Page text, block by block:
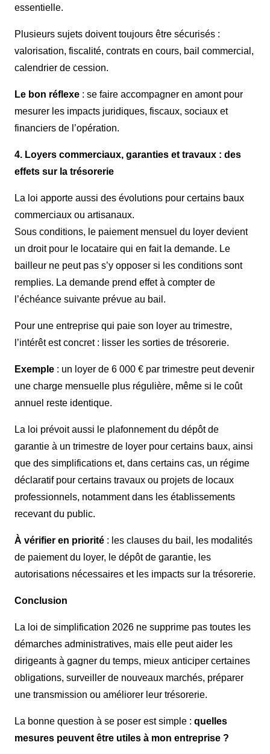
essentielle.
Plusieurs sujets doivent toujours être sécurisés :
valorisation, fiscalité, contrats en cours, bail commercial,
calendrier de cession.
Le bon réflexe : se faire accompagner en amont pour
mesurer les impacts juridiques, fiscaux, sociaux et
financiers de l’opération.
4. Loyers commerciaux, garanties et travaux : des
effets sur la trésorerie
La loi apporte aussi des évolutions pour certains baux
commerciaux ou artisanaux.
Sous conditions, le paiement mensuel du loyer devient
un droit pour le locataire qui en fait la demande. Le
bailleur ne peut pas s’y opposer si les conditions sont
remplies. La demande prend effet à compter de
l’échéance suivante prévue au bail.
Pour une entreprise qui paie son loyer au trimestre,
l’intérêt est concret : lisser les sorties de trésorerie.
Exemple : un loyer de 6 000 € par trimestre peut devenir
une charge mensuelle plus régulière, même si le coût
annuel reste identique.
La loi prévoit aussi le plafonnement du dépôt de
garantie à un trimestre de loyer pour certains baux, ainsi
que des simplifications et, dans certains cas, un régime
déclaratif pour certains travaux ou projets de locaux
professionnels, notamment dans les établissements
recevant du public.
À vérifier en priorité : les clauses du bail, les modalités
de paiement du loyer, le dépôt de garantie, les
autorisations nécessaires et les impacts sur la trésorerie.
Conclusion
La loi de simplification 2026 ne supprime pas toutes les
démarches administratives, mais elle peut aider les
dirigeants à gagner du temps, mieux anticiper certaines
obligations, surveiller de nouveaux marchés, préparer
une transmission ou améliorer leur trésorerie.
La bonne question à se poser est simple : quelles
mesures peuvent être utiles à mon entreprise ?